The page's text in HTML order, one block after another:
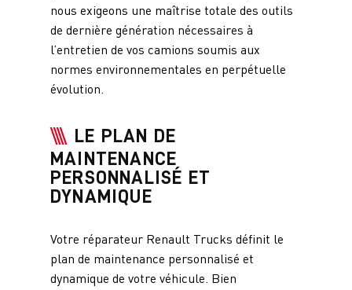
nous exigeons une maîtrise totale des outils
de dernière génération nécessaires à
l’entretien de vos camions soumis aux
normes environnementales en perpétuelle
évolution.
LE PLAN DE
MAINTENANCE
PERSONNALISÉ ET
DYNAMIQUE
Votre réparateur Renault Trucks définit le
plan de maintenance personnalisé et
dynamique de votre véhicule. Bien